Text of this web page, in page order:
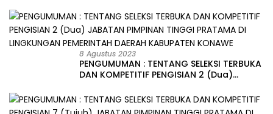
LINGKUNGAN PEMERINTAH DAERAH KABUPATEN KONAWE
8 Agustus 2023
PENGUMUMAN : TENTANG SELEKSI TERBUKA
DAN KOMPETITIF PENGISIAN 2 (Dua)
LINGKUNGAN PEMERINTAH DAERAH
KABUPATEN KONAWE